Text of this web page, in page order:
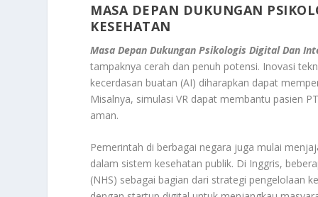
MASA DEPAN DUKUNGAN
KESEHATAN
Masa Depan Dukungan Psikologis Digital Dan
tampaknya cerah dan penuh potensi. Inovasi
kecerdasan buatan (AI) diharapkan dapat
Misalnya, simulasi VR dapat membantu pasien
aman.
Pemerintah di berbagai negara juga mulai
dalam sistem kesehatan publik. Di Inggris,
(NHS) sebagai bagian dari strategi pengelolaan